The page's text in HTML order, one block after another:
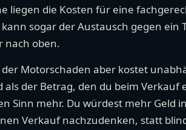
liegen die Kosten für eine
sogar der Austausch gegen ein
nach oben.
Motorschaden aber kostet
der Betrag, den du beim Verkauf
Sinn mehr. Du würdest mehr Geld
Verkauf nachzudenken, statt